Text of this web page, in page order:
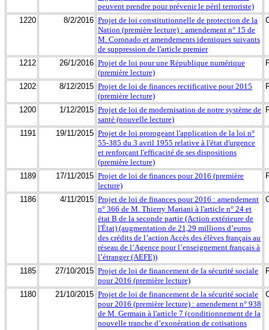
peuvent prendre pour prévenir le péril terroriste)
1220 8/2/2016 Projet de loi constitutionnelle de protection de la
Nation (première lecture) : amendement n° 15 de
M. Coronado et amendements identiques suivants
de suppression de l'article premier
1212 26/1/2016 Projet de loi pour une République numérique
(première lecture)
1202 8/12/2015 Projet de loi de finances rectificative pour 2015
(première lecture)
1200 1/12/2015 Projet de loi de modernisation de notre système de
santé (nouvelle lecture)
1191 19/11/2015 Projet de loi prorogeant l'application de la loi n°
55-385 du 3 avril 1955 relative à l'état d'urgence
et renforçant l'efficacité de ses dispositions
(première lecture)
1189
17/11/2015 Projet de loi de finances pour 2016 (première
lecture)
1186 4/11/2015 Projet de loi de finances pour 2016 : amendement
n° 366 de M. Thierry Mariani à l'article n° 24 et
état B de la seconde partie (Action extérieure de
l'État) (augmentation de 21,29 millions d’euros
des crédits de l’action Accès des élèves français au
réseau de l’Agence pour l’enseignement français à
l’étranger (AEFE))
1185 27/10/2015 Projet de loi de financement de la sécurité sociale
pour 2016 (première lecture)
1180 21/10/2015 Projet de loi de financement de la sécurité sociale
pour 2016 (première lecture) : amendement n° 938
de M. Germain à l'article 7 (conditionnement de la
nouvelle tranche d’exonération de cotisations